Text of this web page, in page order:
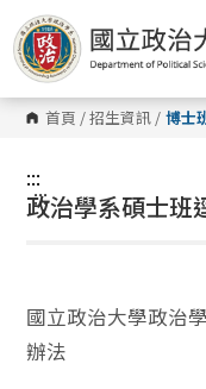
跳
到
主
要
內
容
區 首頁 /招生資訊 / 博士
:::
:::
政治學系碩士班
國立政治大學政治
辦法